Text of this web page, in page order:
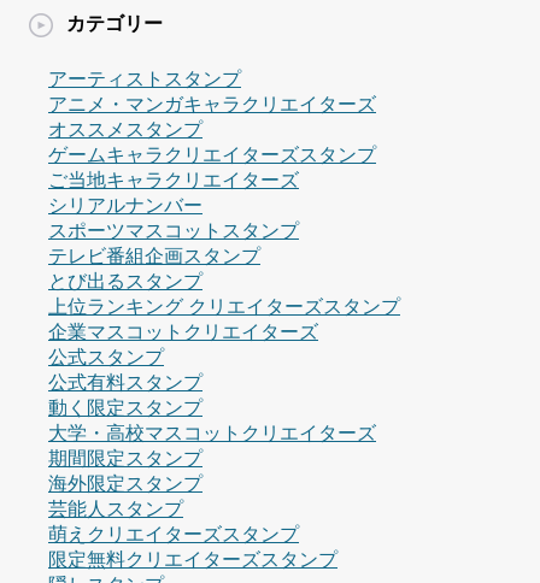
カテゴリー
アーティストスタンプ
アニメ・マンガキャラクリエイターズ
オススメスタンプ
ゲームキャラクリエイターズスタンプ
ご当地キャラクリエイターズ
シリアルナンバー
スポーツマスコットスタンプ
テレビ番組企画スタンプ
とび出るスタンプ
上位ランキング クリエイターズスタンプ
企業マスコットクリエイターズ
公式スタンプ
公式有料スタンプ
動く限定スタンプ
大学・高校マスコットクリエイターズ
期間限定スタンプ
海外限定スタンプ
芸能人スタンプ
萌えクリエイターズスタンプ
限定無料クリエイターズスタンプ